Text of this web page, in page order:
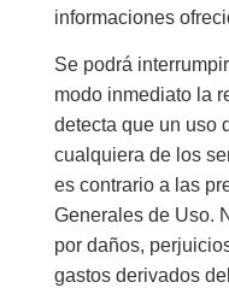
informaciones
Se podrá
modo inmediato la
detecta que un uso
cualquiera de los
es contrario a las
Generales de Uso.
por daños,
gastos derivados